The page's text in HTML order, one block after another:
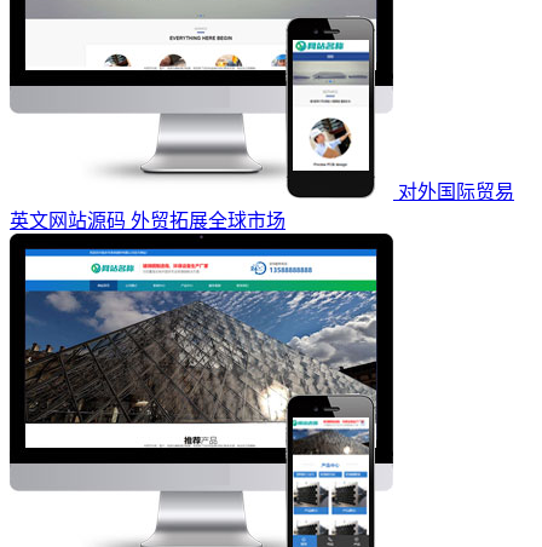
对外国际贸易
英文网站源码 外贸拓展全球市场